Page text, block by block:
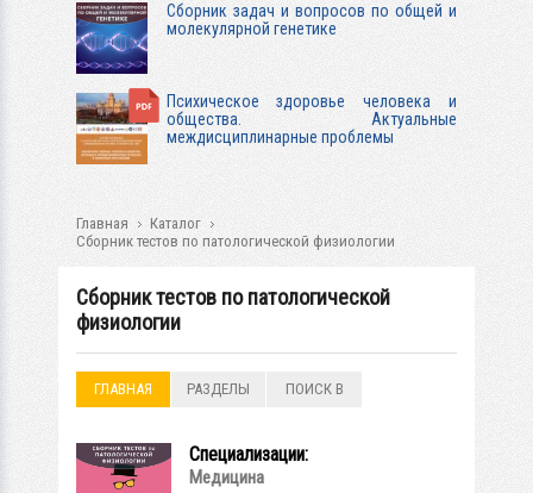
Сборник задач и вопросов по общей и
молекулярной генетике
Психическое здоровье человека и
общества. Актуальные
междисциплинарные проблемы
Главная
Каталог
Cборник тестов по патологической физиологии
Cборник тестов по патологической
физиологии
ГЛАВНАЯ РАЗДЕЛЫ
ПОИСК В
Специализации:
Медицина